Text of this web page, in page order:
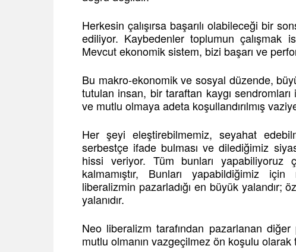
Herkesin çalışırsa başarılı olabileceği bir
ediliyor. Kaybedenler toplumun çalışmak
Mevcut ekonomik sistem, bizi başarı ve
Bu makro-ekonomik ve sosyal düzende,
tutulan insan, bir taraftan kaygı
ve mutlu olmaya adeta koşullandırılmış
Her şeyi eleştirebilmemiz, seyahat
serbestçe ifade bulması ve dilediğimiz
hissi veriyor. Tüm bunları yapabiliyoruz
kalmamıştır, Bunları yapabildiğimiz
liberalizmin pazarladığı en büyük yalandır;
yalanıdır.
Neo liberalizm tarafından pazarlanan
mutlu olmanın vazgeçilmez ön koşulu olarak